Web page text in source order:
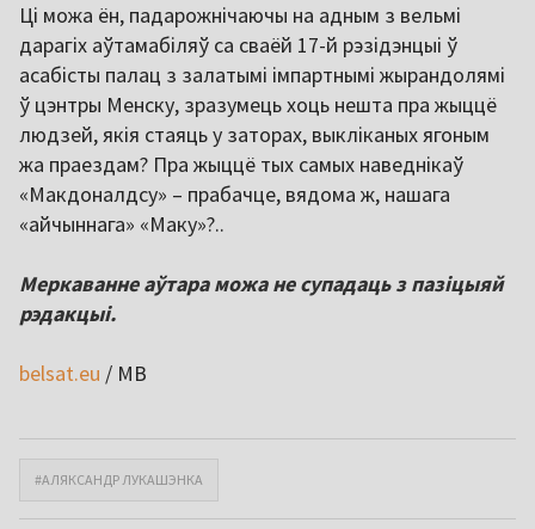
Ці можа ён, падарожнічаючы на адным з вельмі
дарагіх аўтамабіляў са сваёй 17-й рэзідэнцыі ў
асабісты палац з залатымі імпартнымі жырандолямі
ў цэнтры Менску, зразумець хоць нешта пра жыццё
людзей, якія стаяць у заторах, выкліканых ягоным
жа праездам? Пра жыццё тых самых наведнікаў
«Макдоналдсу» – прабачце, вядома ж, нашага
«айчыннага» «Маку»?..
Меркаванне аўтара можа не супадаць з пазіцыяй
рэдакцыі.
belsat.eu / MB
#АЛЯКСАНДР ЛУКАШЭНКА